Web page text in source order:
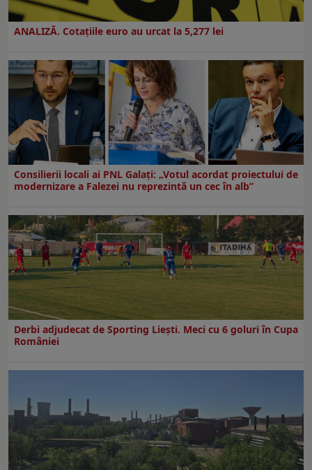
ANALIZĂ. Cotațiile euro au urcat la 5,277 lei
Consilierii locali ai PNL Galaţi: „Votul acordat proiectului de
modernizare a Falezei nu reprezintă un cec în alb”
Derbi adjudecat de Sporting Liești. Meci cu 6 goluri în Cupa
României